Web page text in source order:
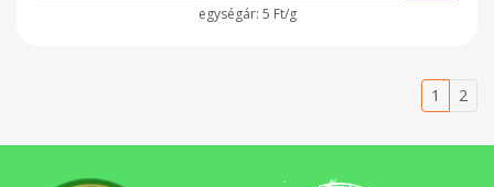
5 Ft/g
1 2